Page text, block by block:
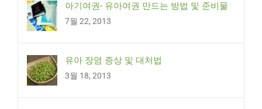
아기여권- 유아여권 만드는 방법 및 준비물
7월 22, 2013
유아 장염 증상 및 대처법
3월 18, 2013